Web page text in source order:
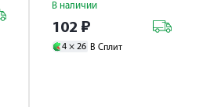
В наличии
102 ₽
4 × 26 В Сплит